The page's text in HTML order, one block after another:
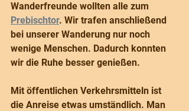
Wanderfreunde wollten alle zum
Prebischtor. Wir trafen anschließend
bei unserer Wanderung nur noch
wenige Menschen. Dadurch konnten
wir die Ruhe besser genießen.
Mit öffentlichen Verkehrsmitteln ist
die Anreise etwas umständlich. Man